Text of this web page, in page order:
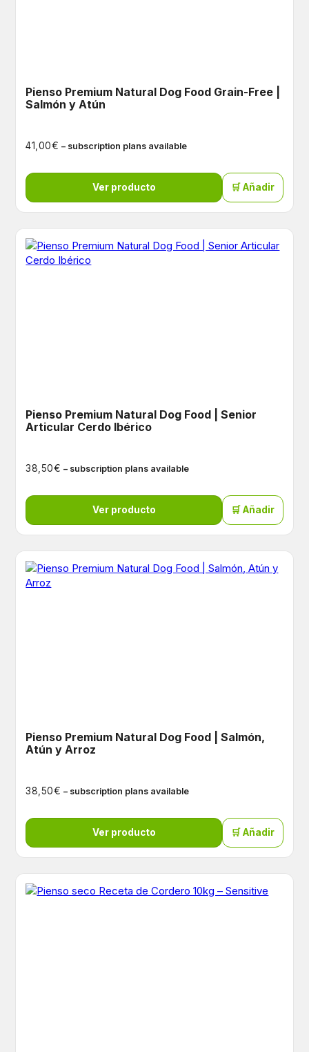
Pienso Premium Natural Dog Food Grain-Free |
Salmón y Atún
41,00€ – subscription plans available
Ver producto 🛒 Añadir
Pienso Premium Natural Dog Food | Senior
Articular Cerdo Ibérico
38,50€ – subscription plans available
Ver producto 🛒 Añadir
Pienso Premium Natural Dog Food | Salmón,
Atún y Arroz
38,50€ – subscription plans available
Ver producto 🛒 Añadir